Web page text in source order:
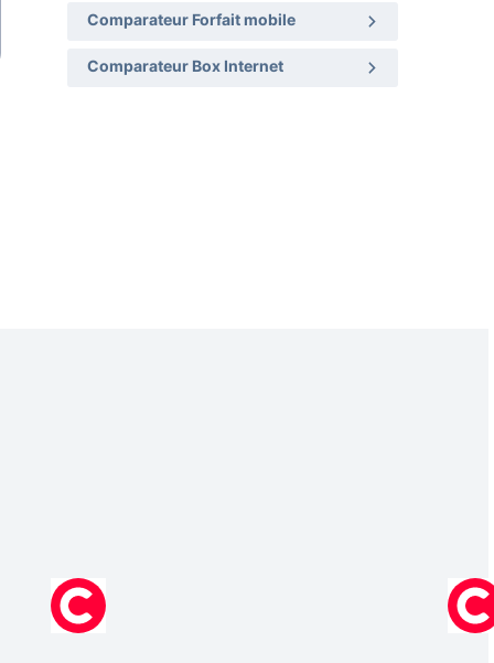
Comparateur Forfait mobile
Comparateur Box Internet